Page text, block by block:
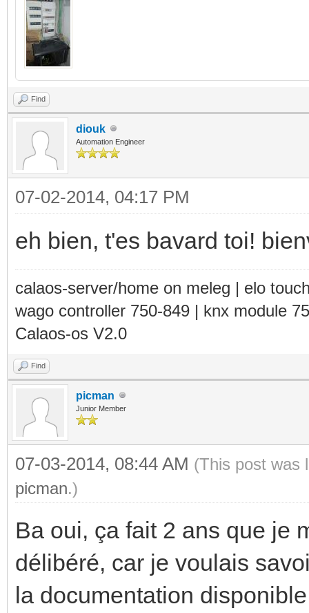
Find
diouk
Automation Engineer
07-02-2014, 04:17 PM
eh bien, t'es bavard toi!
calaos-server/home on meleg | elo
wago controller 750-849 | knx module
Calaos-os V2.0
Find
picman
Junior Member
07-03-2014, 08:44 AM (This post was
picman.)
Ba oui, ça fait 2 ans que je
délibéré, car je voulais
la documentation